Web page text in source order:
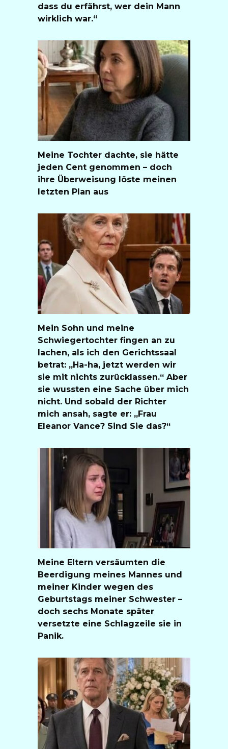
dass du erfährst, wer dein Mann
wirklich war.“
Meine Tochter dachte, sie hätte
jeden Cent genommen – doch
ihre Überweisung löste meinen
letzten Plan aus
Mein Sohn und meine
Schwiegertochter fingen an zu
lachen, als ich den Gerichtssaal
betrat: „Ha-ha, jetzt werden wir
sie mit nichts zurücklassen.“ Aber
sie wussten eine Sache über mich
nicht. Und sobald der Richter
mich ansah, sagte er: „Frau
Eleanor Vance? Sind Sie das?“
Meine Eltern versäumten die
Beerdigung meines Mannes und
meiner Kinder wegen des
Geburtstags meiner Schwester –
doch sechs Monate später
versetzte eine Schlagzeile sie in
Panik.